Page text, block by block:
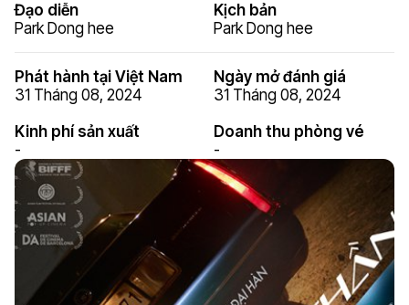
Đạo diễn
Park Dong hee
Kịch bản
Park Dong hee
Phát hành tại Việt Nam
31 Tháng 08, 2024
Ngày mở đánh giá
31 Tháng 08, 2024
Kinh phí sản xuất
-
Doanh thu phòng vé
-